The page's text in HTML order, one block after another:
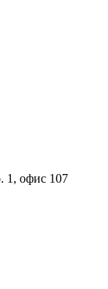
1, офис 107